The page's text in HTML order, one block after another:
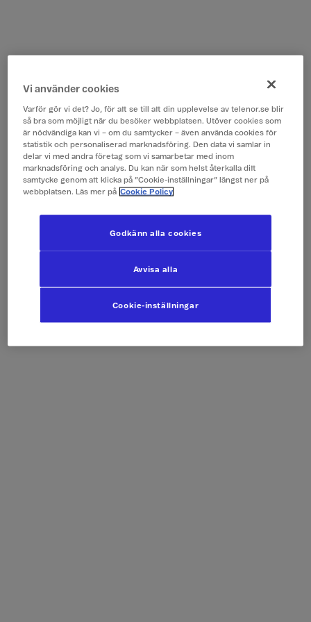
Vi använder cookies
Varför gör vi det? Jo, för att se till att din upplevelse av telenor.se blir
så bra som möjligt när du besöker webbplatsen. Utöver cookies som
är nödvändiga kan vi – om du samtycker – även använda cookies för
statistik och personaliserad marknadsföring. Den data vi samlar in
delar vi med andra företag som vi samarbetar med inom
marknadsföring och analys. Du kan när som helst återkalla ditt
samtycke genom att klicka på ”Cookie-inställningar” längst ner på
webbplatsen. Läs mer på Cookie Policy
Cookie-inställningar
Avvisa alla
Godkänn alla cookies